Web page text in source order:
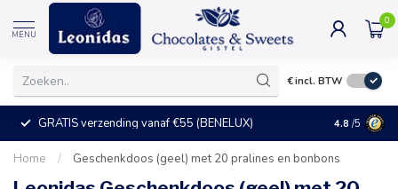
MENU
0
€incl. BTW
GRATIS verzending vanaf €55 (BENELUX) +25°C =
4.8 /5
Home / Geschenkdoos (geel) met 20 pralines en bonbons